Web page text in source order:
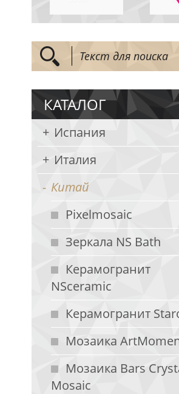
КАТАЛОГ
Испания
Италия
Китай
Pixelmosaic
Зеркала NS Bath
Керамогранит
NSceramic
Керамогранит
Мозаика
Мозаика Bars
Mosaic